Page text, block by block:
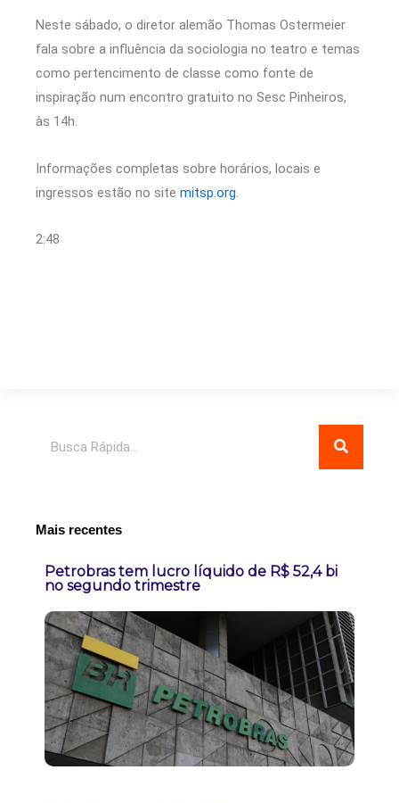
Neste sábado, o diretor alemão Thomas Ostermeier
fala sobre a influência da sociologia no teatro e temas
como pertencimento de classe como fonte de
inspiração num encontro gratuito no Sesc Pinheiros,
às 14h.
Informações completas sobre horários, locais e
ingressos estão no site mitsp.org.
2:48
Mais recentes
Petrobras tem lucro líquido de R$ 52,4 bi
no segundo trimestre